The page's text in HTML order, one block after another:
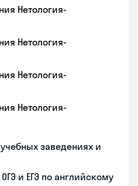
Нетология-
Нетология-
Нетология-
Нетология-
заведениях и
и ЕГЭ по английскому